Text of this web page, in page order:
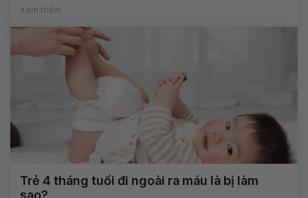
Xem thêm
Trẻ 4 tháng tuổi đi ngoài ra máu là bị làm